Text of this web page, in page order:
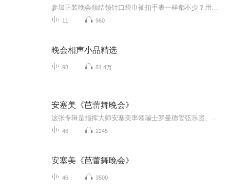
11 960
晚会相声小品精选
98 81.4万
安塞美《芭蕾舞晚会》
46 2245
安塞美《芭蕾舞晚会》
46 3500